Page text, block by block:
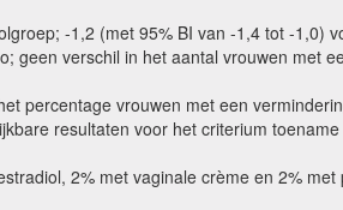
-1,2 (met 95% BI van -1,4 tot -1,0)
geen verschil in het aantal vrouwen met
percentage vrouwen met een
resultaten voor het criterium
2% met vaginale crème en 2% met